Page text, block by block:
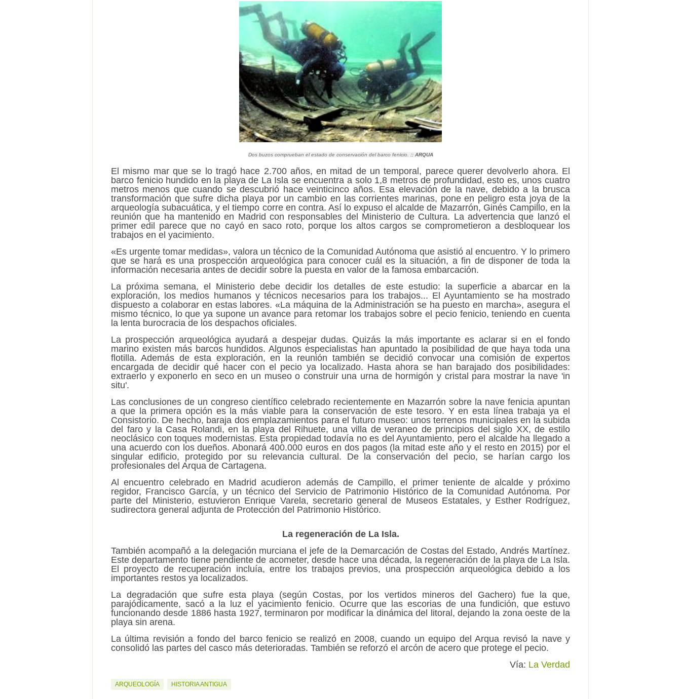
Dos buzos comprueban el estado de conservación del barco fenicio. ::ARQUA
El mismo mar que se lo tragó hace 2.700 años, en mitad de un temporal, parece querer devolverlo ahora. El
barco fenicio hundido en la playa de La Isla se encuentra a solo 1,8 metros de profundidad, esto es, unos cuatro
metros menos que cuando se descubrió hace veinticinco años. Esa elevación de la nave, debido a la brusca
transformación que sufre dicha playa por un cambio en las corrientes marinas, pone en peligro esta joya de la
arqueología subacuática, y el tiempo corre en contra. Así lo expuso el alcalde de Mazarrón, Ginés Campillo, en la
reunión que ha mantenido en Madrid con responsables del Ministerio de Cultura. La advertencia que lanzó el
primer edil parece que no cayó en saco roto, porque los altos cargos se comprometieron a desbloquear los
trabajos en el yacimiento.
«Es urgente tomar medidas», valora un técnico de la Comunidad Autónoma que asistió al encuentro. Y lo primero
que se hará es una prospección arqueológica para conocer cuál es la situación, a fin de disponer de toda la
información necesaria antes de decidir sobre la puesta en valor de la famosa embarcación.
La próxima semana, el Ministerio debe decidir los detalles de este estudio: la superficie a abarcar en la
exploración, los medios humanos y técnicos necesarios para los trabajos... El Ayuntamiento se ha mostrado
dispuesto a colaborar en estas labores. «La máquina de la Administración se ha puesto en marcha», asegura el
mismo técnico, lo que ya supone un avance para retomar los trabajos sobre el pecio fenicio, teniendo en cuenta
la lenta burocracia de los despachos oficiales.
La prospección arqueológica ayudará a despejar dudas. Quizás la más importante es aclarar si en el fondo
marino existen más barcos hundidos. Algunos especialistas han apuntado la posibilidad de que haya toda una
flotilla. Además de esta exploración, en la reunión también se decidió convocar una comisión de expertos
encargada de decidir qué hacer con el pecio ya localizado. Hasta ahora se han barajado dos posibilidades:
extraerlo y exponerlo en seco en un museo o construir una urna de hormigón y cristal para mostrar la nave 'in
situ'.
Las conclusiones de un congreso científico celebrado recientemente en Mazarrón sobre la nave fenicia apuntan
a que la primera opción es la más viable para la conservación de este tesoro. Y en esta línea trabaja ya el
Consistorio. De hecho, baraja dos emplazamientos para el futuro museo: unos terrenos municipales en la subida
del faro y la Casa Rolandi, en la playa del Rihuete, una villa de veraneo de principios del siglo XX, de estilo
neoclásico con toques modernistas. Esta propiedad todavía no es del Ayuntamiento, pero el alcalde ha llegado a
una acuerdo con los dueños. Abonará 400.000 euros en dos pagos (la mitad este año y el resto en 2015) por el
singular edificio, protegido por su relevancia cultural. De la conservación del pecio, se harían cargo los
profesionales del Arqua de Cartagena.
Al encuentro celebrado en Madrid acudieron además de Campillo, el primer teniente de alcalde y próximo
regidor, Francisco García, y un técnico del Servicio de Patrimonio Histórico de la Comunidad Autónoma. Por
parte del Ministerio, estuvieron Enrique Varela, secretario general de Museos Estatales, y Esther Rodríguez,
sudirectora general adjunta de Protección del Patrimonio Histórico.
La regeneración de La Isla.
También acompañó a la delegación murciana el jefe de la Demarcación de Costas del Estado, Andrés Martínez.
Este departamento tiene pendiente de acometer, desde hace una década, la regeneración de la playa de La Isla.
El proyecto de recuperación incluía, entre los trabajos previos, una prospección arqueológica debido a los
importantes restos ya localizados.
La degradación que sufre esta playa (según Costas, por los vertidos mineros del Gachero) fue la que,
parajódicamente, sacó a la luz el yacimiento fenicio. Ocurre que las escorias de una fundición, que estuvo
funcionando desde 1886 hasta 1927, terminaron por modificar la dinámica del litoral, dejando la zona oeste de la
playa sin arena.
La última revisión a fondo del barco fenicio se realizó en 2008, cuando un equipo del Arqua revisó la nave y
consolidó las partes del casco más deterioradas. También se reforzó el arcón de acero que protege el pecio.
Vía: La Verdad
ARQUEOLOGÍA HISTORIA ANTIGUA